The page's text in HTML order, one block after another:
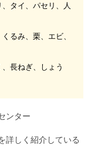
タイ、パセリ、人
るみ、栗、エビ、
長ねぎ、しょう
ンター
詳しく紹介している